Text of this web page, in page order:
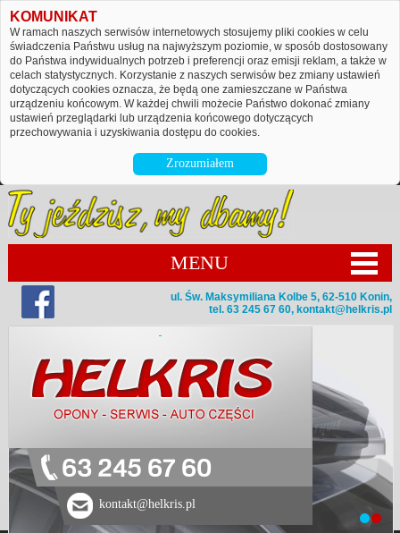
KOMUNIKAT
W ramach naszych serwisów internetowych stosujemy pliki cookies w celu
świadczenia Państwu usług na najwyższym poziomie, w sposób dostosowany
do Państwa indywidualnych potrzeb i preferencji oraz emisji reklam, a także w
celach statystycznych. Korzystanie z naszych serwisów bez zmiany ustawień
dotyczących cookies oznacza, że będą one zamieszczane w Państwa
urządzeniu końcowym. W każdej chwili możecie Państwo dokonać zmiany
ustawień przeglądarki lub urządzenia końcowego dotyczących
przechowywania i uzyskiwania dostępu do cookies.
Zrozumiałem
MENU
ul. Św. Maksymiliana Kolbe 5, 62-510 Konin,
tel. 63 245 67 60, kontakt@helkris.pl
63 245 67 60
kontakt@helkris.pl